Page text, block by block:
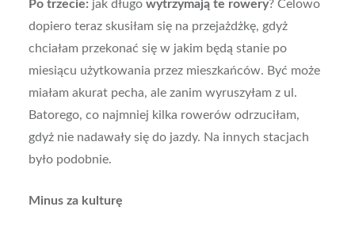
Po trzecie: jak długo wytrzymają te rowery? Celowo
dopiero teraz skusiłam się na przejażdżkę, gdyż
chciałam przekonać się w jakim będą stanie po
miesiącu użytkowania przez mieszkańców. Być może
miałam akurat pecha, ale zanim wyruszyłam z ul.
Batorego, co najmniej kilka rowerów odrzuciłam,
gdyż nie nadawały się do jazdy. Na innych stacjach
było podobnie.
Minus za kulturę